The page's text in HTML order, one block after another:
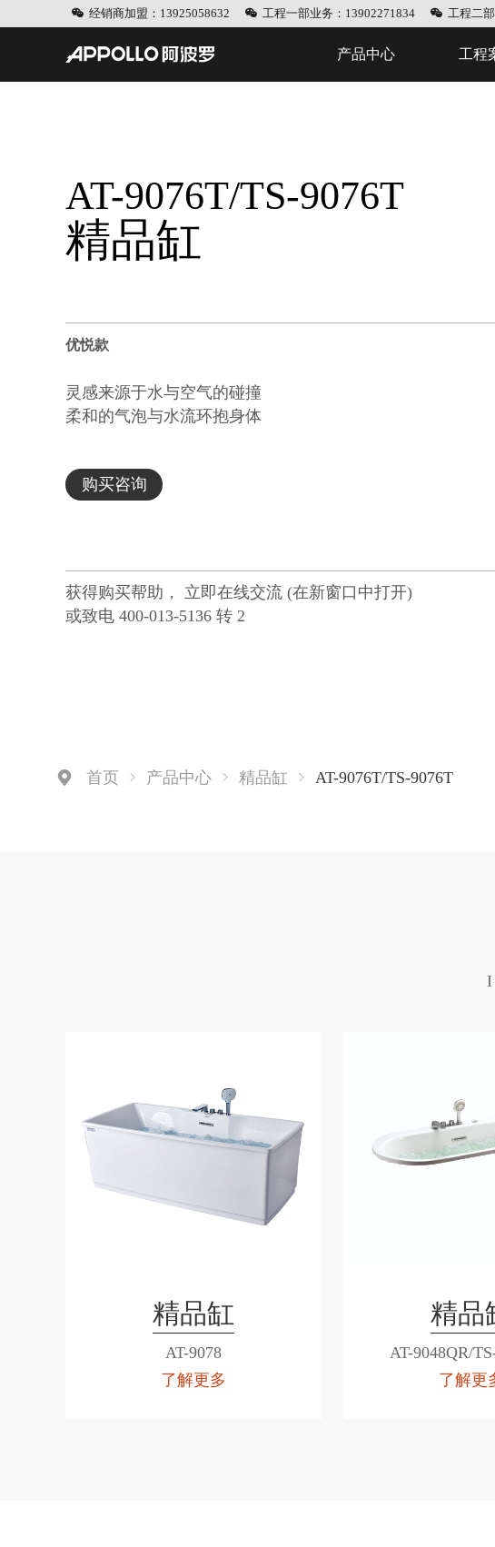
经销商加盟：13925058632 工程一部业务：13902271834 工程二
产品中心 工程
AT-9076T/TS-9076T
精品缸
优悦款
灵感来源于水与空气的碰撞
柔和的气泡与水流环抱身体
为你的身体带来360°全方位按摩
购买咨询
获得购买帮助， 立即在线交流 (在新窗口中打开)
或致电 400-013-5136 转 2
首页 产品中心 精品缸 AT-9076T/TS-9076T
I
精品缸
AT-9078
了解更多
精品
AT-9048QR/
了解更